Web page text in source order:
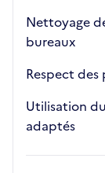
Nettoyage
bureaux
Respect
Utilisation
adaptés